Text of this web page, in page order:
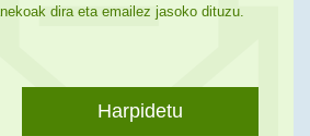
dira eta emailez jasoko dituzu.
Harpidetu